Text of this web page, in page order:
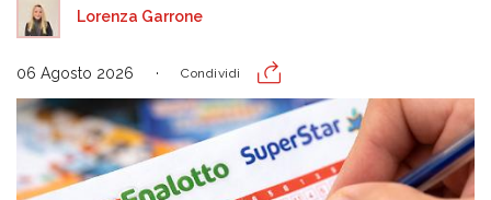
Lorenza Garrone
06 Agosto 2026 Condividi